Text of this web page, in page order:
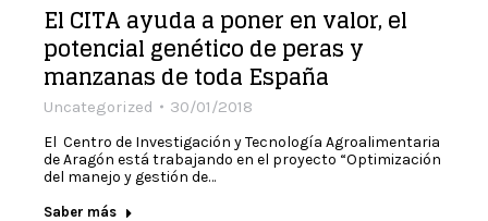
El CITA ayuda a poner en valor, el
potencial genético de peras y
manzanas de toda España
Uncategorized 30/01/2018
El Centro de Investigación y Tecnología Agroalimentaria
de Aragón está trabajando en el proyecto “Optimización
del manejo y gestión de…
Saber más